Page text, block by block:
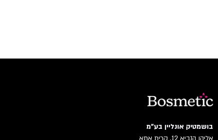
בושמטיק אונליין בע"מ